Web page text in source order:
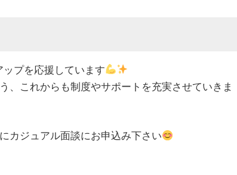
プを応援しています
、これからも制度やサポートを充実させていきま
カジュアル面談にお申込み下さい